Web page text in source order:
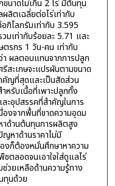
นาดไม่เกิน 2 ไร่ มีต้นทุน
ลิตเฉลี่ยต่อไร่เท่ากับ
กิโลกรัมเท่ากับ 3.595
เท่ากับร้อยละ 5.71 และ
รกร 1 วัน-คน เท่ากับ
า ผลตอบแทนจากการปลูก
สะเกษจะแปรผันตามขนาด
คัญที่สุดและเป็นสัดส่วน
หรับเนื้อที่เพาะปลูกทั้ง
อุปสรรคที่สำคัญในการ
งจากพื้นที่ขาดความอุดม
ด้านต้นทุนการผลิตสูง
หาด้านราคาไม่มี
งก็ต้องหมั่นศึกษาหาความ
ตลอดจนเอาใจใส่ดูแลไร่
วยเหลือด้านความรู้ทาง
ทุนด้วย